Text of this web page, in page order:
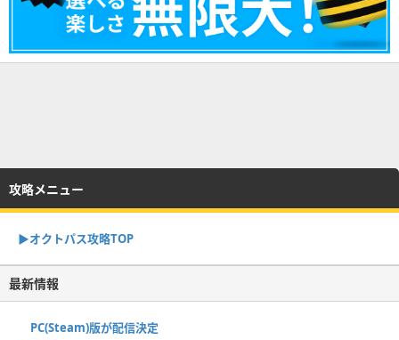
攻略メニュー
▶オクトパス攻略TOP
最新情報
PC(Steam)版が配信決定